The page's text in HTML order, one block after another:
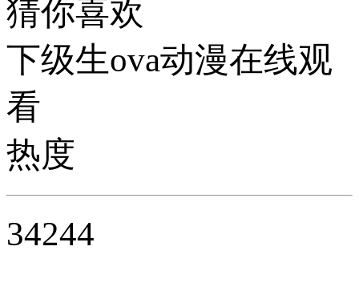
猜你喜欢
下级生ova动漫在线观
看
热度
34244